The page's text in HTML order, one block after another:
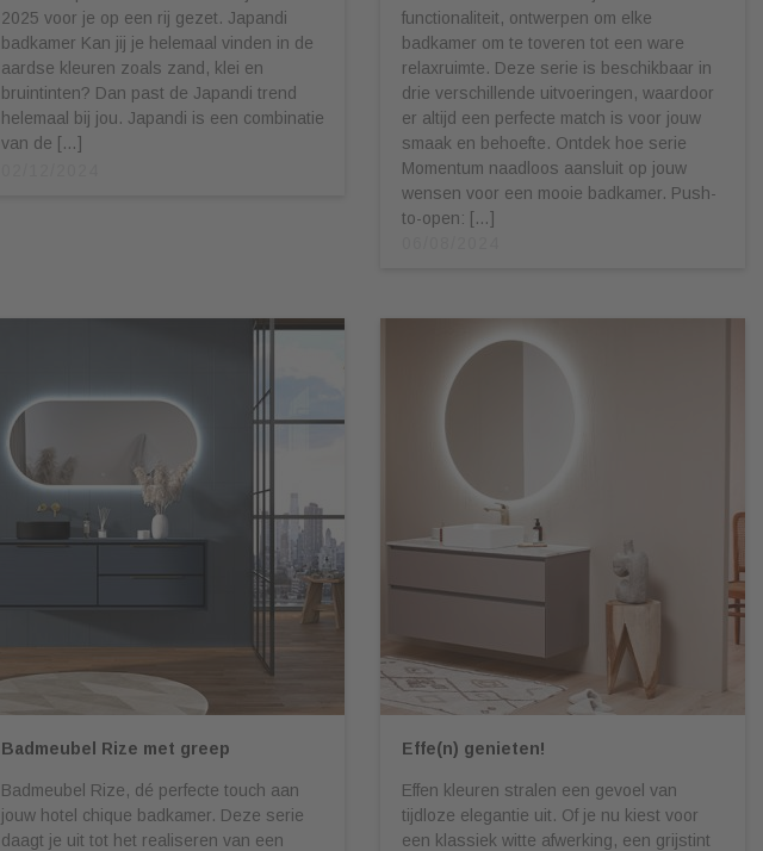
2025 voor je op een rij gezet. Japandi
badkamer Kan jij je helemaal vinden in de
aardse kleuren zoals zand, klei en
bruintinten? Dan past de Japandi trend
helemaal bij jou. Japandi is een combinatie
van de […]
functionaliteit, ontwerpen om elke
badkamer om te toveren tot een ware
relaxruimte. Deze serie is beschikbaar in
drie verschillende uitvoeringen, waardoor
er altijd een perfecte match is voor jouw
smaak en behoefte. Ontdek hoe serie
Momentum naadloos aansluit op jouw
wensen voor een mooie badkamer. Push-
to-open: […]
Badmeubel Rize met greep
Badmeubel Rize, dé perfecte touch aan
jouw hotel chique badkamer. Deze serie
daagt je uit tot het realiseren van een
Effe(n) genieten!
Effen kleuren stralen een gevoel van
tijdloze elegantie uit. Of je nu kiest voor
een klassiek witte afwerking, een grijstint